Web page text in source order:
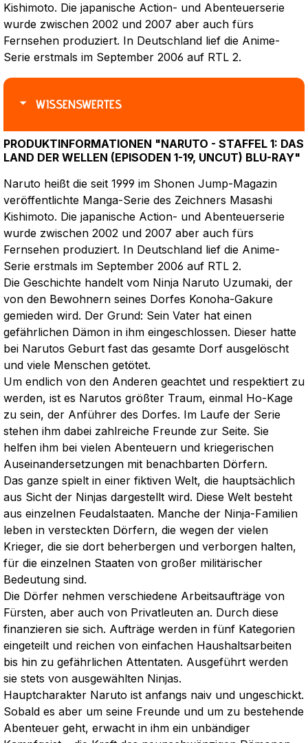
Kishimoto. Die japanische Action- und Abenteuerserie
wurde zwischen 2002 und 2007 aber auch fürs
Fernsehen produziert. In Deutschland lief die Anime-
Serie erstmals im September 2006 auf RTL 2.
WISSENSWERTES
PRODUKTINFORMATIONEN "NARUTO - STAFFEL 1: DAS
LAND DER WELLEN (EPISODEN 1-19, UNCUT) BLU-RAY"
Naruto heißt die seit 1999 im Shonen Jump-Magazin
veröffentlichte Manga-Serie des Zeichners Masashi
Kishimoto. Die japanische Action- und Abenteuerserie
wurde zwischen 2002 und 2007 aber auch fürs
Fernsehen produziert. In Deutschland lief die Anime-
Serie erstmals im September 2006 auf RTL 2.
Die Geschichte handelt vom Ninja Naruto Uzumaki, der
von den Bewohnern seines Dorfes Konoha-Gakure
gemieden wird. Der Grund: Sein Vater hat einen
gefährlichen Dämon in ihm eingeschlossen. Dieser hatte
bei Narutos Geburt fast das gesamte Dorf ausgelöscht
und viele Menschen getötet.
Um endlich von den Anderen geachtet und respektiert zu
werden, ist es Narutos größter Traum, einmal Ho-Kage
zu sein, der Anführer des Dorfes. Im Laufe der Serie
stehen ihm dabei zahlreiche Freunde zur Seite. Sie
helfen ihm bei vielen Abenteuern und kriegerischen
Auseinandersetzungen mit benachbarten Dörfern.
Das ganze spielt in einer fiktiven Welt, die hauptsächlich
aus Sicht der Ninjas dargestellt wird. Diese Welt besteht
aus einzelnen Feudalstaaten. Manche der Ninja-Familien
leben in versteckten Dörfern, die wegen der vielen
Krieger, die sie dort beherbergen und verborgen halten,
für die einzelnen Staaten von großer militärischer
Bedeutung sind.
Die Dörfer nehmen verschiedene Arbeitsaufträge von
Fürsten, aber auch von Privatleuten an. Durch diese
finanzieren sie sich. Aufträge werden in fünf Kategorien
eingeteilt und reichen von einfachen Haushaltsarbeiten
bis hin zu gefährlichen Attentaten. Ausgeführt werden
sie stets von ausgewählten Ninjas.
Hauptcharakter Naruto ist anfangs naiv und ungeschickt.
Sobald es aber um seine Freunde und um zu bestehende
Abenteuer geht, erwacht in ihm ein unbändiger